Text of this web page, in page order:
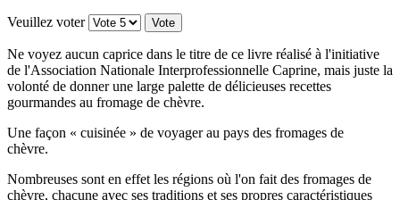
Veuillez voter
Ne voyez aucun caprice dans le titre de ce livre réalisé à l'initiative
de l'Association Nationale Interprofessionnelle Caprine, mais juste la
volonté de donner une large palette de délicieuses recettes
gourmandes au fromage de chèvre.
Une façon « cuisinée » de voyager au pays des fromages de
chèvre.
Nombreuses sont en effet les régions où l'on fait des fromages de
chèvre, chacune avec ses traditions et ses propres caractéristiques